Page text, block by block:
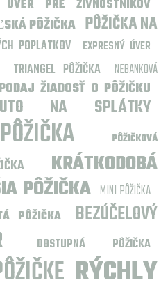
ÚVER PRE ŽIVNOSTNÍKOV
PÔŽIČKA PÔŽIČKA NA
POPLATKOV EXPRESNÝ ÚVER
TRIANGEL PÔŽIČKA
NEBANKOVÁ
PODAJ ŽIADOSŤ O PÔŽIČKU
NA SPLÁTKY
PÔŽIČKOVÁ
KRÁTKODOBÁ
PÔŽIČKA MINI PÔŽIČKA
PÔŽIČKA
BEZÚČELOVÝ
DOSTUPNÁ PÔŽIČKA
RÝCHLY